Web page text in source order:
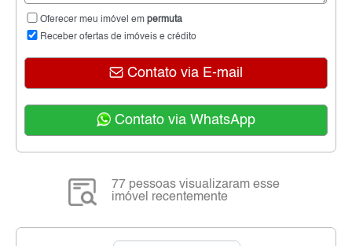
Oferecer meu imóvel em permuta
Receber ofertas de imóveis e crédito
Contato via E-mail
Contato via WhatsApp
77 pessoas visualizaram esse
imóvel recentemente